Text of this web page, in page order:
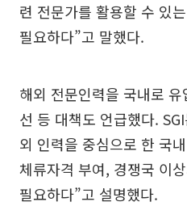
련 전문가를 활용할 수 있
필요하다”고 말했다.
해외 전문인력을 국내로
선 등 대책도 언급했다.
외 인력을 중심으로 한 국
체류자격 부여, 경쟁국 이
필요하다”고 설명했다.